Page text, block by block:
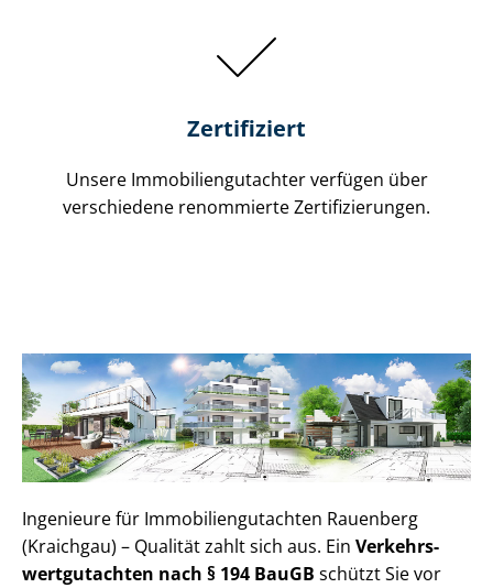
Zertifiziert
Unsere Immobilien­gutachter verfügen über
verschiedene renommierte Zer­ti­fi­zie­run­gen.
Ingenieure für Im­mo­bi­li­en­gut­ach­ten Rauenberg
(Kraichgau) – Qualität zahlt sich aus. Ein Ver­kehrs­
wert­gut­ach­ten nach § 194 BauGB schützt Sie vor